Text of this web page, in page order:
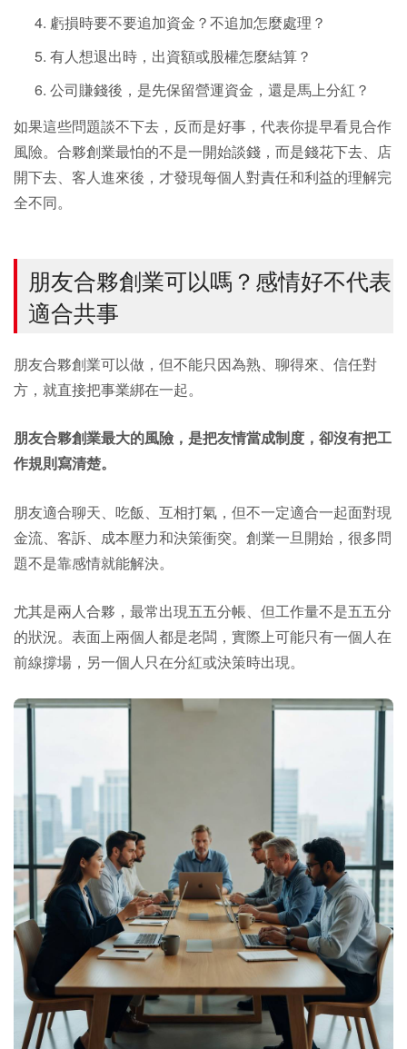
虧損時要不要追加資金？不追加怎麼處理？
有人想退出時，出資額或股權怎麼結算？
公司賺錢後，是先保留營運資金，還是馬上分紅？
如果這些問題談不下去，反而是好事，代表你提早看見合作
風險。合夥創業最怕的不是一開始談錢，而是錢花下去、店
開下去、客人進來後，才發現每個人對責任和利益的理解完
全不同。
朋友合夥創業可以嗎？感情好不代表
適合共事
朋友合夥創業可以做，但不能只因為熟、聊得來、信任對
方，就直接把事業綁在一起。
朋友合夥創業最大的風險，是把友情當成制度，卻沒有把工
作規則寫清楚。
朋友適合聊天、吃飯、互相打氣，但不一定適合一起面對現
金流、客訴、成本壓力和決策衝突。創業一旦開始，很多問
題不是靠感情就能解決。
尤其是兩人合夥，最常出現五五分帳、但工作量不是五五分
的狀況。表面上兩個人都是老闆，實際上可能只有一個人在
前線撐場，另一個人只在分紅或決策時出現。